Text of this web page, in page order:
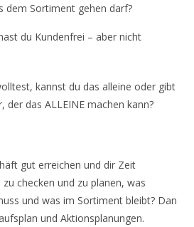
dem Sortiment gehen darf?
du Kundenfrei – aber nicht
kannst du das alleine oder gibt
der das ALLEINE machen kann?
gut erreichen und dir Zeit
checken und zu planen, was
und was im Sortiment bleibt? Dan
und Aktionsplanungen.